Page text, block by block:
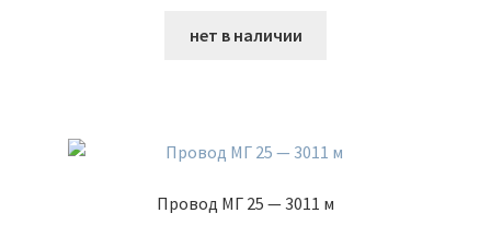
нет в наличии
Провод МГ 25 — 3011 м